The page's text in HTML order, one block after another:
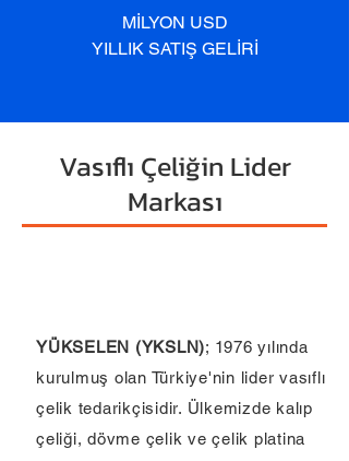
MİLYON USD
YILLIK SATIŞ GELİRİ
Vasıflı Çeliğin Lider
Markası
YÜKSELEN (YKSLN); 1976 yılında
kurulmuş olan Türkiye'nin lider vasıflı
çelik tedarikçisidir. Ülkemizde kalıp
çeliği, dövme çelik ve çelik platina